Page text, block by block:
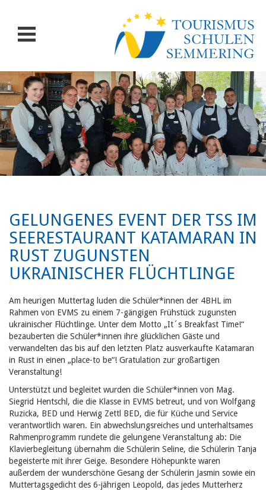
GELUNGENES EVENT DER TSS IM
SEERESTAURANT KATAMARAN IN
RUST ZUGUNSTEN
UKRAINISCHER FLÜCHTLINGE
Am heurigen Muttertag luden die Schüler*innen der 4BHL im
Rahmen von EVMS zu einem 7-gängigen Frühstück zugunsten
ukrainischer Flüchtlinge. Unter dem Motto „It´s Breakfast Time!“
bezauberten die Schüler*innen ihre glücklichen Gäste und
verwandelten das bis auf den letzten Platz ausverkaufte Katamaran
in Rust in einen „place-to be“! Gratulation zur großartigen
Veranstaltung!
Unterstützt und begleitet wurden die Schüler*innen von Mag.
Siegrid Hentschl, die die Klasse in EVMS betreut, und von Wolfgang
Ruzicka, BED und Herwig Zettl BED, die für Küche und Service
verantwortlich waren. Ein abwechslungsreiches und unterhaltsames
Rahmenprogramm rundete die gelungene Veranstaltung ab: Die
Klavierbegleitung übernahm die Schülerin Seline, die Schülerin Tanja
begeisterte mit ihrer Geige. Besondere Höhepunkte waren
außerdem der wunderschöne Gesang der Schülerin Jasmin sowie ein
Muttertagsgedicht des 6-jährigen Leopold, das jedes Mutterherz